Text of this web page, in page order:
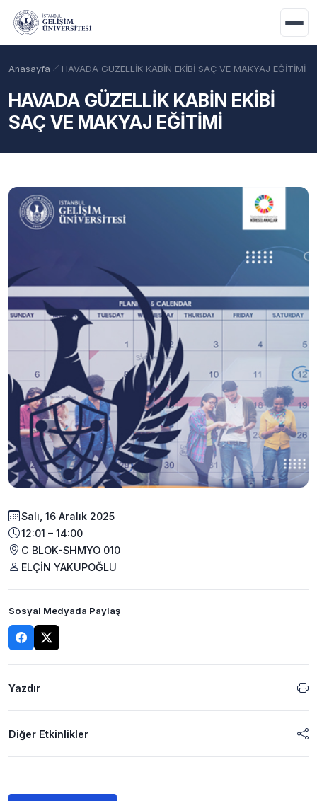
Ana içeriğe geç
Anasayfa HAVADA GÜZELLİK KABİN EKİBİ SAÇ VE MAKYAJ EĞİTİMİ
HAVADA GÜZELLİK KABİN EKİBİ
SAÇ VE MAKYAJ EĞİTİMİ
Salı, 16 Aralık 2025
12:01 – 14:00
C BLOK-SHMYO 010
ELÇİN YAKUPOĞLU
Sosyal Medyada Paylaş
Yazdır
Diğer Etkinlikler